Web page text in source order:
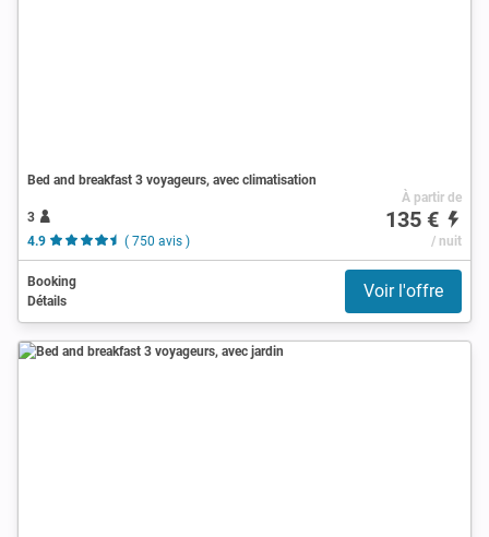
Bed and breakfast 3 voyageurs, avec climatisation
3
4.9
( 750 avis )
À partir de
135 €
/ nuit
Booking
Détails
Voir l'offre